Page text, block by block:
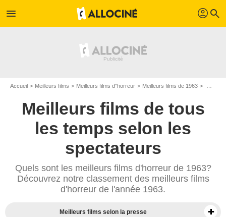
menu profil search
Accueil Meilleurs films Meilleurs films d''horreur Meilleurs films de 1963
Meilleurs films de tous
les temps selon les
spectateurs
Quels sont les meilleurs films d'horreur de 1963?
Découvrez notre classement des meilleurs films
d'horreur de l'année 1963.
Meilleurs films selon la presse